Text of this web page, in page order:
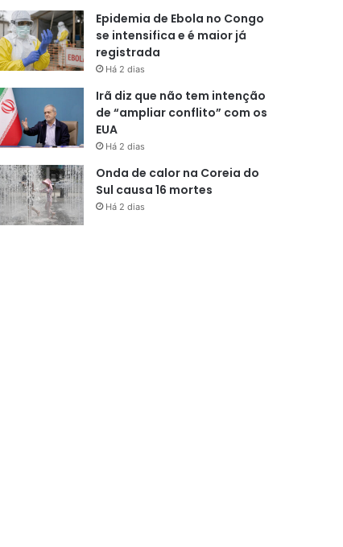
Epidemia de Ebola no Congo
se intensifica e é maior já
registrada
Há 2 dias
Irã diz que não tem intenção
de “ampliar conflito” com os
EUA
Há 2 dias
Onda de calor na Coreia do
Sul causa 16 mortes
Há 2 dias